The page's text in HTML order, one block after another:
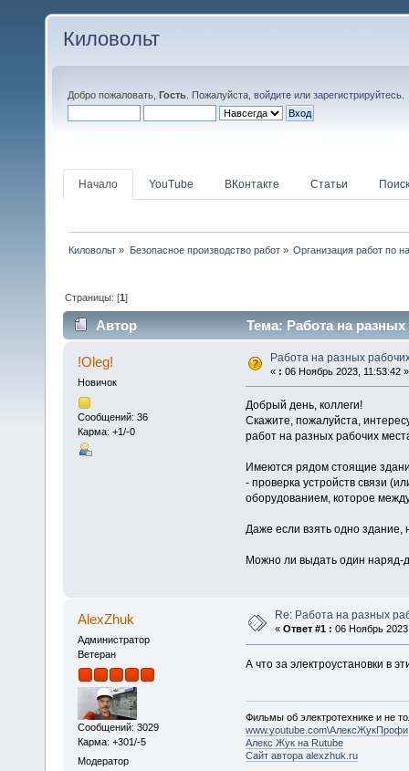
Киловольт
Добро пожаловать, Гость . Пожалуйста, войдите или зарегистрируйтесь
Начало YouTube ВКонтакте Статьи Поиск
Киловольт » Безопасное производство работ» Организация работ по
Страницы: [1]
Автор Тема: Работа на
!Oleg!
Новичок
Сообщений: 36
Карма: +1/-0
Работа на разных
« : 06 Ноябрь 2023, 11:53:42 »
Добрый день, коллеги!
Скажите, пожалуйста,
работ на разных рабочих
Имеются рядом стоящие
- проверка устройств связи
оборудованием, которое
Даже если взять одно
Можно ли выдать один наряд-
AlexZhuk
Администратор
Ветеран
Сообщений: 3029
Карма: +301/-5
Модератор
Re: Работа на разных
« Ответ #1 : 06 Ноябрь
А что за электроустановки в
Фильмы об электротехнике и не
www.youtube.com\АлексЖукПрофи
Алекс Жук на Rutube
Сайт автора alexzhuk.ru